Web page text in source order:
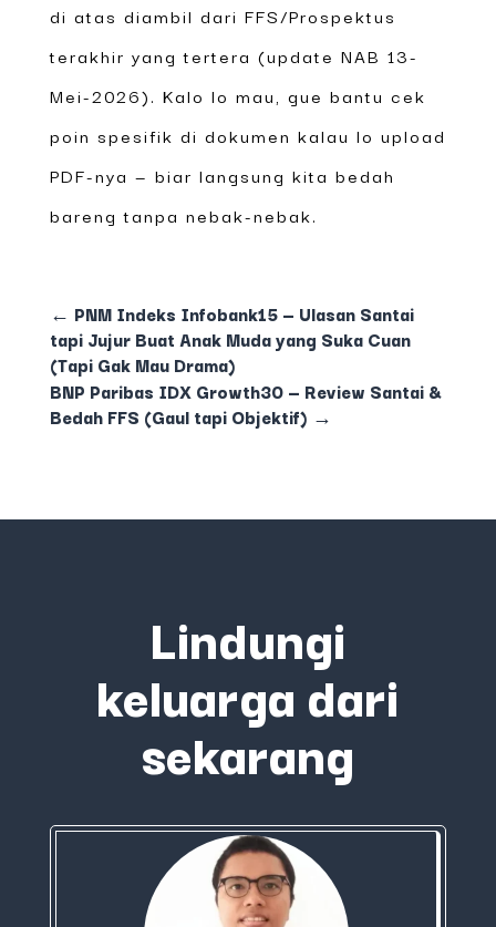
di atas diambil dari FFS/Prospektus
terakhir yang tertera (update NAB 13-
Mei-2026). Kalo lo mau, gue bantu cek
poin spesifik di dokumen kalau lo upload
PDF-nya — biar langsung kita bedah
bareng tanpa nebak-nebak.
← PNM Indeks Infobank15 — Ulasan Santai
tapi Jujur Buat Anak Muda yang Suka Cuan
(Tapi Gak Mau Drama)
BNP Paribas IDX Growth30 — Review Santai &
Bedah FFS (Gaul tapi Objektif) →
Lindungi
keluarga dari
sekarang